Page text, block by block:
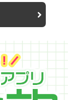
栖仁愛（くるす
月梛 （みかみる
り（なぐもひよ
、ポケットの中